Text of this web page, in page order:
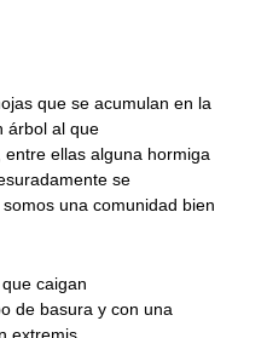
que se acumulan en la
árbol al que
ellas alguna hormiga
se
una comunidad bien
caigan
de basura y con una